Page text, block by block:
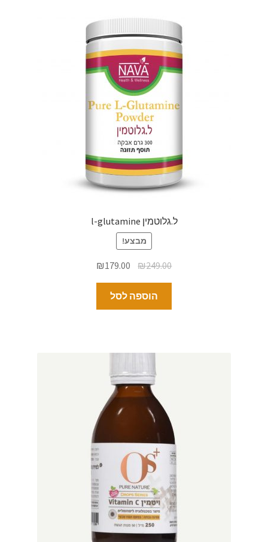
ל.גלוטמין l-glutamine
מבצע!
₪249.00
₪179.00
הוספה לסל